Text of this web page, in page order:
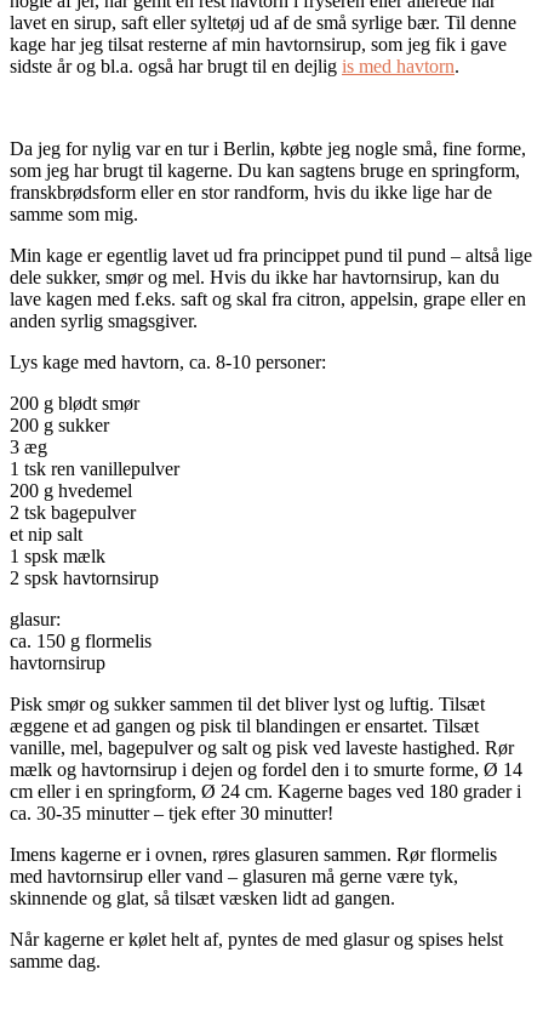
lavet en sirup, saft eller syltetøj ud af de små syrlige bær. Til denne
kage har jeg tilsat resterne af min havtornsirup, som jeg fik i gave
sidste år og bl.a. også har brugt til en dejlig is med havtorn.
Da jeg for nylig var en tur i Berlin, købte jeg nogle små, fine forme,
som jeg har brugt til kagerne. Du kan sagtens bruge en springform,
franskbrødsform eller en stor randform, hvis du ikke lige har de
samme som mig.
Min kage er egentlig lavet ud fra princippet pund til pund – altså lige
dele sukker, smør og mel. Hvis du ikke har havtornsirup, kan du
lave kagen med f.eks. saft og skal fra citron, appelsin, grape eller en
anden syrlig smagsgiver.
Lys kage med havtorn, ca. 8-10 personer:
200 g blødt smør
200 g sukker
3 æg
1 tsk ren vanillepulver
200 g hvedemel
2 tsk bagepulver
et nip salt
1 spsk mælk
2 spsk havtornsirup
glasur:
ca. 150 g flormelis
havtornsirup
Pisk smør og sukker sammen til det bliver lyst og luftig. Tilsæt
æggene et ad gangen og pisk til blandingen er ensartet. Tilsæt
vanille, mel, bagepulver og salt og pisk ved laveste hastighed. Rør
mælk og havtornsirup i dejen og fordel den i to smurte forme, Ø 14
cm eller i en springform, Ø 24 cm. Kagerne bages ved 180 grader i
ca. 30-35 minutter – tjek efter 30 minutter!
Imens kagerne er i ovnen, røres glasuren sammen. Rør flormelis
med havtornsirup eller vand – glasuren må gerne være tyk,
skinnende og glat, så tilsæt væsken lidt ad gangen.
Når kagerne er kølet helt af, pyntes de med glasur og spises helst
samme dag.